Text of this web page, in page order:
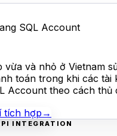
SQL Account
vừa và nhỏ ở Vietnam
toán trong khi các tài
Account theo cách thủ
tích hợp →
INTEGRATION